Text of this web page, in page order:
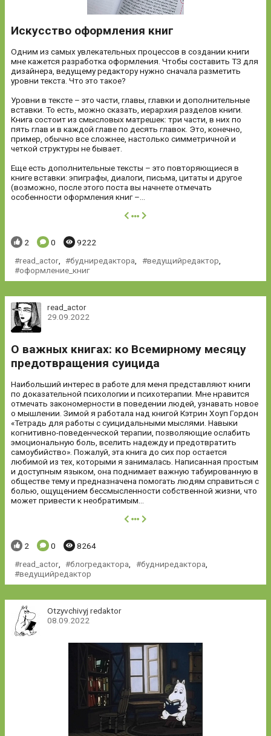
Искусство оформления книг
Одним из самых увлекательных процессов в создании книги
мне кажется разработка оформления. Чтобы составить ТЗ для
дизайнера, ведущему редактору нужно сначала разметить
уровни текста. Что это такое?
Уровни в тексте – это части, главы, главки и дополнительные
вставки. То есть, можно сказать, иерархия разделов книги.
Книга состоит из смысловых матрешек: три части, в них по
пять глав и в каждой главе по десять главок. Это, конечно,
пример, обычно все сложнее, настолько симметричной и
четкой структуры не бывает.
Еще есть дополнительные тексты – это повторяющиеся в
книге вставки: эпиграфы, диалоги, письма, цитаты и другое
(возможно, после этого поста вы начнете отмечать
особенности оформления книг –...
далее
Понравилось:
2 Комментариев:
0 Просмотров:
9222
read_actor, будниредактора, ведущийредактор,
оформление_книг
read_actor
29.09.2022
О важных книгах: ко Всемирному месяцу
предотвращения суицида
Наибольший интерес в работе для меня представляют книги
по доказательной психологии и психотерапии. Мне нравится
отмечать закономерности в поведении людей, узнавать новое
о мышлении. Зимой я работала над книгой Кэтрин Хоуп Гордон
«Тетрадь для работы с суицидальными мыслями. Навыки
когнитивно-поведенческой терапии, позволяющие ослабить
эмоциональную боль, вселить надежду и предотвратить
самоубийство». Пожалуй, эта книга до сих пор остается
любимой из тех, которыми я занималась. Написанная простым
и доступным языком, она поднимает важную табуированную в
обществе тему и предназначена помогать людям справиться с
болью, ощущением бессмысленности собственной жизни, что
может привести к необратимым...
далее
Понравилось:
2 Комментариев:
0 Просмотров:
8264
read_actor, блогредактора, будниредактора,
ведущийредактор
Otzyvchivyj redaktor
08.09.2022